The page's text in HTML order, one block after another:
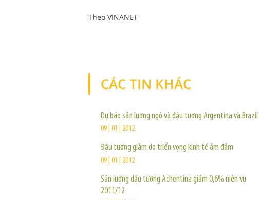
Theo VINANET
CÁC TIN KHÁC
Dự báo sản lượng ngô và đậu tương Argentina và Brazil
09 | 01 | 2012
Đậu tương giảm do triển vọng kinh tế ảm đảm
09 | 01 | 2012
Sản lượng đậu tương Achentina giảm 0,6% niên vụ
2011/12